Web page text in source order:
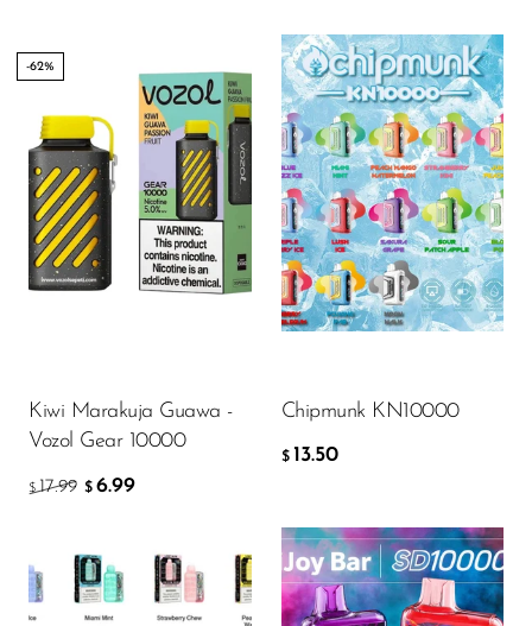
-62%
Kiwi Marakuja Guawa -
Vozol Gear 10000
$ 17.99 $ 6.99
Chipmunk KN10000
$ 13.50
Flavor
$13.50